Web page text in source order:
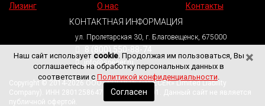
Лизинг
О нас
Контакты
КОНТАКТНАЯ ИНФОРМАЦИЯ
ул. Пролетарская 30, г. Благовещенск, 675000
8 (800) 550-88-74
info@specer.ru
Copyright © 2014-2026 ООО «СПЕЦЕР» («SPECER» Limited Liability
Company). ИНН 2801258647. КПП 280101001. Данный сайт не является
публичной офертой.
×
Наш сайт использует cookie. Продолжая им пользоваться, Вы
соглашаетесь на обработку персональных данных в
соответствии с Политикой конфиденциальности.
Согласен